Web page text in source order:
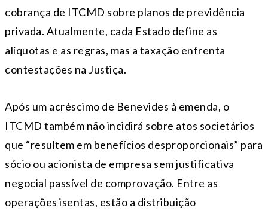
cobrança de ITCMD sobre planos de previdência
privada. Atualmente, cada Estado define as
alíquotas e as regras, mas a taxação enfrenta
contestações na Justiça.
Após um acréscimo de Benevides à emenda, o
ITCMD também não incidirá sobre atos societários
que “resultem em benefícios desproporcionais” para
sócio ou acionista de empresa sem justificativa
negocial passível de comprovação. Entre as
operações isentas, estão a distribuição